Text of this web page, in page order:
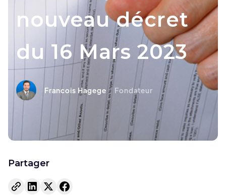
nouveau décret
du 16 Mars 2023
Francois Hagege Fondateur
Partager